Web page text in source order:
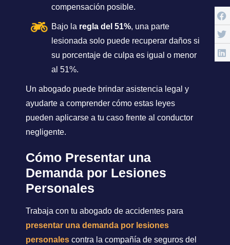
compensación posible.
Bajo la regla del 51%, una parte
lesionada solo puede recuperar daños si
su porcentaje de culpa es igual o menor
al 51%.
Un abogado puede brindar asistencia legal y
ayudarte a comprender cómo estas leyes
pueden aplicarse a tu caso frente al conductor
negligente.
Cómo Presentar una
Demanda por Lesiones
Personales
Trabaja con tu abogado de accidentes para
presentar una demanda por lesiones
personales contra la compañía de seguros del